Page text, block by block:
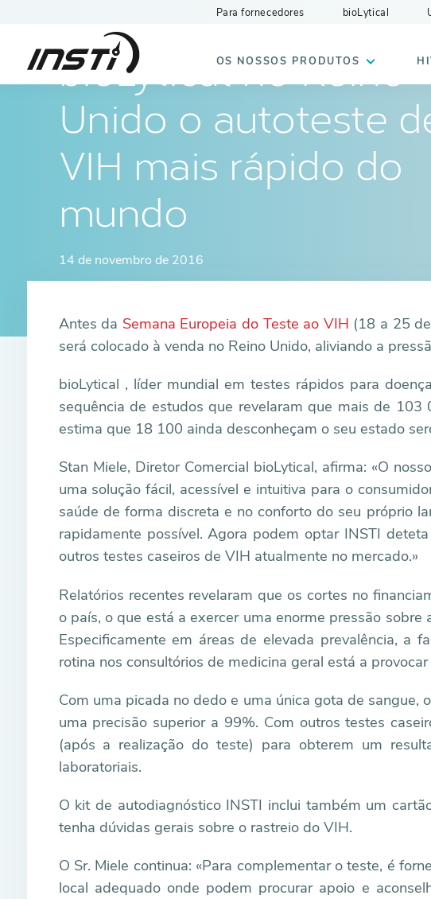
Para fornecedores bioLytical
INSTI OS NOSSOS PRODUTOS
bioLytical no Reino
Unido o autoteste
VIH mais rápido do
mundo
14 de novembro de 2016
Antes da Semana Europeia do Teste ao VIH (18 a 25
será colocado à venda no Reino Unido, aliviando a
bioLytical , líder mundial em testes rápidos para
sequência de estudos que revelaram que mais de
estima que 18 100 ainda desconheçam o seu estado
Stan Miele, Diretor Comercial bioLytical, afirma: «O
uma solução fácil, acessível e intuitiva para o
saúde de forma discreta e no conforto do seu próprio
rapidamente possível. Agora podem optar INSTI
outros testes caseiros de VIH atualmente no mercado.»
Relatórios recentes revelaram que os cortes no
o país, o que está a exercer uma enorme pressão
Especificamente em áreas de elevada prevalência, a
rotina nos consultórios de medicina geral está a
Com uma picada no dedo e uma única gota de
uma precisão superior a 99%. Com outros testes
(após a realização do teste) para obterem um
laboratoriais.
O kit de autodiagnóstico INSTI inclui também um
tenha dúvidas gerais sobre o rastreio do VIH.
O Sr. Miele continua: «Para complementar o teste, é
local adequado onde podem procurar apoio e